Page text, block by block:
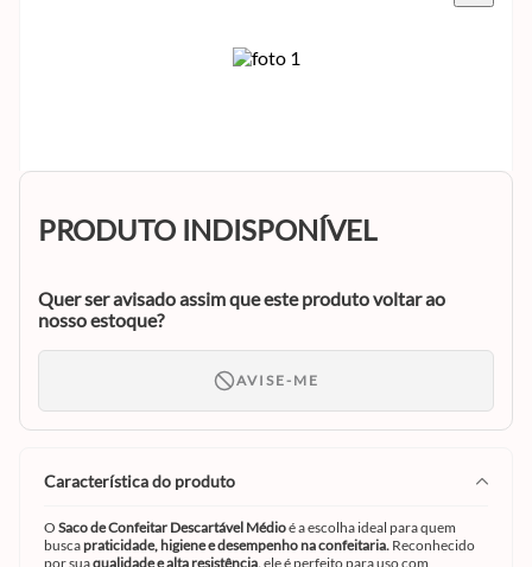
PRODUTO INDISPONÍVEL
Quer ser avisado assim que este produto voltar ao
nosso estoque?
AVISE-ME
característica do produto
O Saco de Confeitar Descartável Médioé a escolha ideal para quem
buscapraticidade, higiene e desempenho na confeitaria. Reconhecido
por suaqualidade e alta resistência, ele é perfeito para uso com